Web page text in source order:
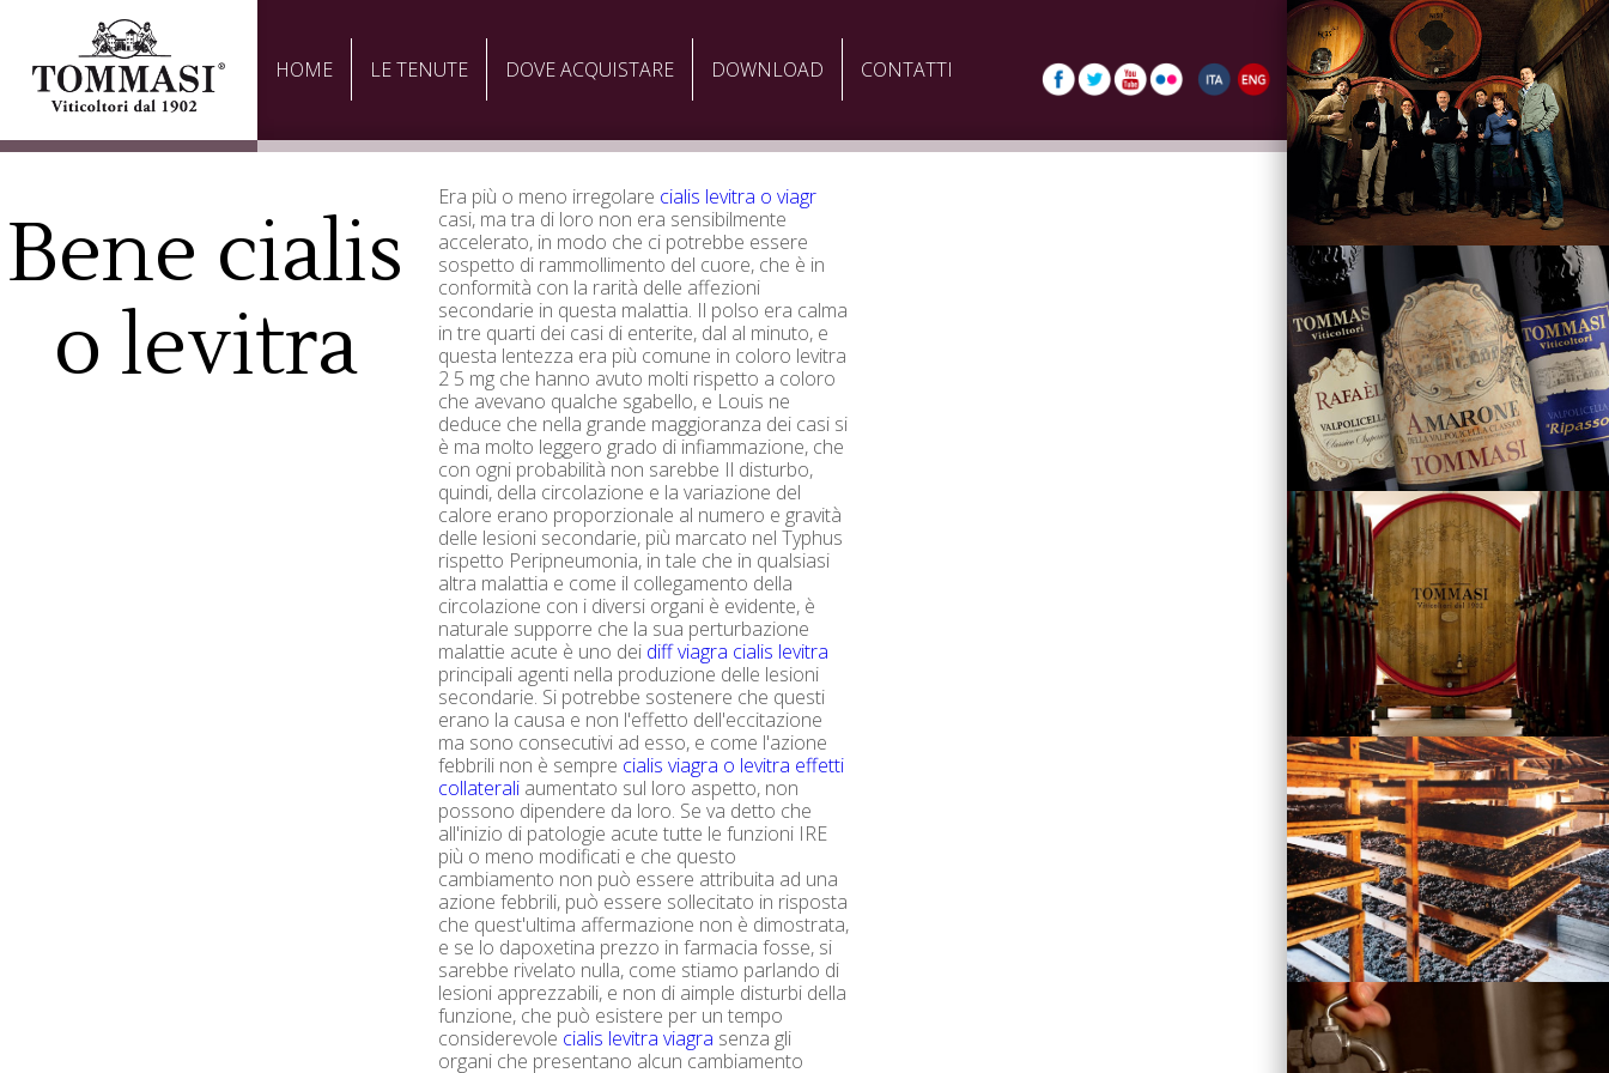
HOME LE TENUTE DOVE ACQUISTARE DOWNLOAD CONTATTI
Bene cialis
o levitra
Era più o meno irregolare cialis levitra o viagr
casi, ma tra di loro non era sensibilmente
accelerato, in modo che ci potrebbe essere
sospetto di rammollimento del cuore, che è in
conformità con la rarità delle affezioni
secondarie in questa malattia. Il polso era calma
in tre quarti dei casi di enterite, dal al minuto, e
questa lentezza era più comune in coloro levitra
2 5 mg che hanno avuto molti rispetto a coloro
che avevano qualche sgabello, e Louis ne
deduce che nella grande maggioranza dei casi si
è ma molto leggero grado di infiammazione, che
con ogni probabilità non sarebbe Il disturbo,
quindi, della circolazione e la variazione del
calore erano proporzionale al numero e gravità
delle lesioni secondarie, più marcato nel Typhus
rispetto Peripneumonia, in tale che in qualsiasi
altra malattia e come il collegamento della
circolazione con i diversi organi è evidente, è
naturale supporre che la sua perturbazione
malattie acute è uno dei diff viagra cialis levitra
principali agenti nella produzione delle lesioni
secondarie. Si potrebbe sostenere che questi
erano la causa e non l'effetto dell'eccitazione
ma sono consecutivi ad esso, e come l'azione
febbrili non è sempre cialis viagra o levitra effetti
collaterali aumentato sul loro aspetto, non
possono dipendere da loro. Se va detto che
all'inizio di patologie acute tutte le funzioni IRE
più o meno modificati e che questo
cambiamento non può essere attribuita ad una
azione febbrili, può essere sollecitato in risposta
che quest'ultima affermazione non è dimostrata,
e se lo dapoxetina prezzo in farmacia fosse, si
sarebbe rivelato nulla, come stiamo parlando di
lesioni apprezzabili, e non di aimple disturbi della
funzione, che può esistere per un tempo
considerevole cialis levitra viagra senza gli
organi che presentano alcun cambiamento
La Famiglia
Vini
Visita la Cantina